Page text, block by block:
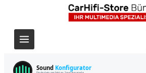
Sound Konfigurator